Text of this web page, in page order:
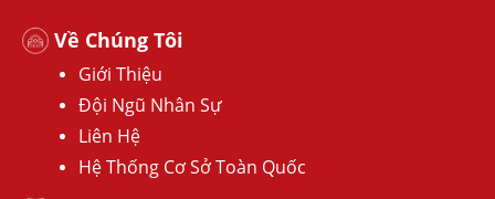
Về Chúng Tôi
Giới Thiệu
Đội Ngũ Nhân Sự
Liên Hệ
Hệ Thống Cơ Sở Toàn Quốc